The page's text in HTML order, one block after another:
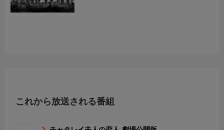
これから放送される番組